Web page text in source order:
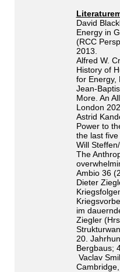
David
Energy in
(RCC
2013.
Alfred W.
History of
for Energy,
Jean-
More. An
London
Astrid
Power to
the last five
Will
The
Ambio 36
Dieter
im
Ziegler
20.
Bergbaus;
Vaclav